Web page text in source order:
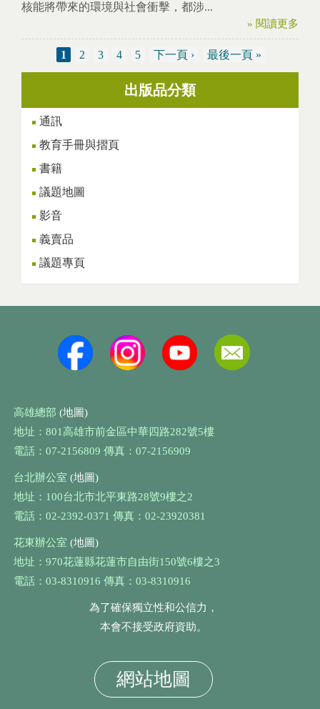
核能將帶來的環境與社會衝擊，都涉...
» 閱讀更多
1 2 3 4 5 下一頁 › 最後一頁 »
出版品分類
通訊
教育手冊與摺頁
書籍
議題地圖
影音
義賣品
議題專頁
高雄總部 (地圖)
地址：801高雄市前金區中華四路282號5樓
電話：07-2156809 傳真：07-2156909
台北辦公室 (地圖)
地址：100台北市北平東路28號9樓之2
電話：02-2392-0371 傳真：02-23920381
花東辦公室 (地圖)
地址：970花蓮縣花蓮市自由街150號6樓之3
電話：03-8310916 傳真：03-8310916
為了確保獨立性和公信力，
本會不接受政府資助。
網站地圖